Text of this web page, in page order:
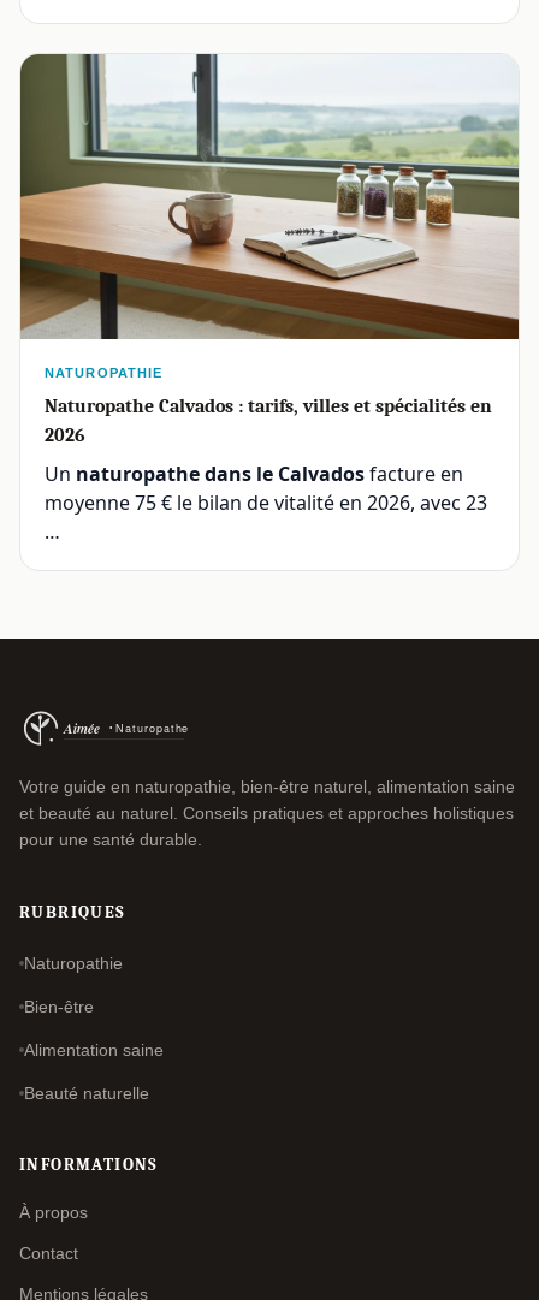
NATUROPATHIE
Naturopathe Calvados : tarifs, villes et spécialités en
2026
Un naturopathe dans le Calvadosfacture en
moyenne 75 € le bilan de vitalité en 2026, avec 23
…
Votre guide en naturopathie, bien-être naturel, alimentation saine
et beauté au naturel. Conseils pratiques et approches holistiques
pour une santé durable.
RUBRIQUES
Naturopathie
Bien-être
Alimentation saine
Beauté naturelle
INFORMATIONS
À propos
Contact
Mentions légales